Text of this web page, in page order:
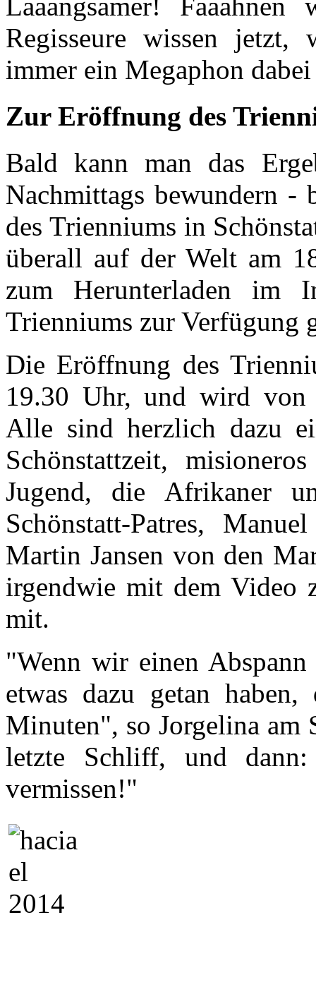
Regisseure wissen
immer ein Megaphon dabei
Zur Eröffnung des
Bald kann man das
Nachmittags bewundern -
des Trienniums in
überall auf der Welt am
zum Herunterladen im
Trienniums zur Verfügung
Die Eröffnung des
19.30 Uhr, und wird von
Alle sind herzlich dazu
Schönstattzeit,
Jugend, die Afrikaner
Schönstatt-Patres,
Martin Jansen von den
irgendwie mit dem Video
mit.
"Wenn wir einen
etwas dazu getan
Minuten", so Jorgelina am
letzte Schliff, und
vermissen!"